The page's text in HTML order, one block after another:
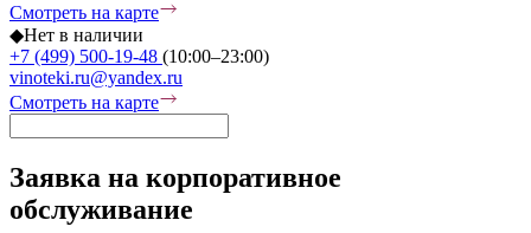
Смотреть на карте
◆Нет в наличии
+7 (499) 500-19-48 (10:00–23:00)
vinoteki.ru@yandex.ru
Смотреть на карте
Заявка на корпоративное
обслуживание